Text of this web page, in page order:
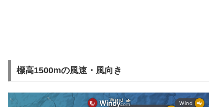
標高1500mの風速・風向き